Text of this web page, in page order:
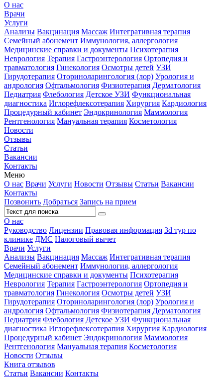
О нас
Врачи
Услуги
Анализы Вакцинация Массаж Интегративная терапия
Семейный абонемент Иммунология, аллергология
Медицинские справки и документы Психотерапия
Неврология Терапия Гастроэнтерология Ортопедия и
травматология Гинекология Осмотры детей УЗИ
Гирудотерапия Оториноларингология (лор) Урология и
андрология Офтальмология Физиотерапия Дерматология
Педиатрия Флебология Детское УЗИ Функциональная
диагностика Иглорефлексотерапия Хирургия Кардиология
Процедурный кабинет Эндокринология Маммология
Рентгенология Мануальная терапия Косметология
Новости
Отзывы
Статьи
Вакансии
Контакты
Меню
О нас Врачи Услуги Новости Отзывы Статьи Вакансии
Контакты
Позвонить Добраться Запись на прием
О нас
Руководство Лицензии Правовая информация 3d тур по
клинике ДМС Налоговый вычет
Врачи Услуги
Анализы Вакцинация Массаж Интегративная терапия
Семейный абонемент Иммунология, аллергология
Медицинские справки и документы Психотерапия
Неврология Терапия Гастроэнтерология Ортопедия и
травматология Гинекология Осмотры детей УЗИ
Гирудотерапия Оториноларингология (лор) Урология и
андрология Офтальмология Физиотерапия Дерматология
Педиатрия Флебология Детское УЗИ Функциональная
диагностика Иглорефлексотерапия Хирургия Кардиология
Процедурный кабинет Эндокринология Маммология
Рентгенология Мануальная терапия Косметология
Новости Отзывы
Книга отзывов
Статьи Вакансии Контакты